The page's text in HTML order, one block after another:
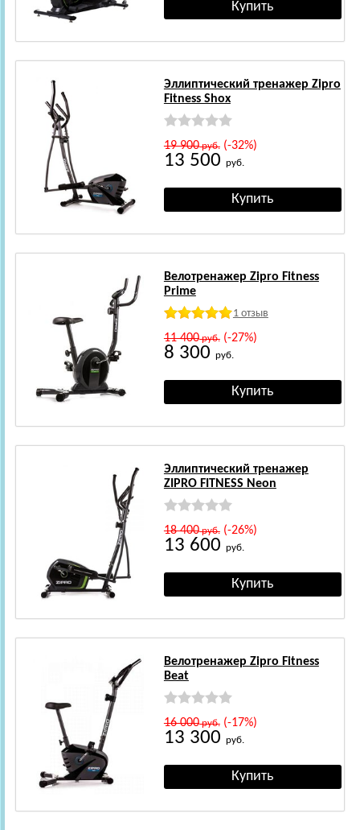
Эллиптический тренажер Zipro
Fitness Shox
19 900руб.(-32%)
13 500 руб.
Велотренажер Zipro Fitness
Prime
1 отзыв
11 400руб.(-27%)
8 300 руб.
Эллиптический тренажер
ZIPRO FITNESS Neon
18 400руб.(-26%)
13 600 руб.
Велотренажер Zipro Fitness
Beat
16 000руб.(-17%)
13 300 руб.